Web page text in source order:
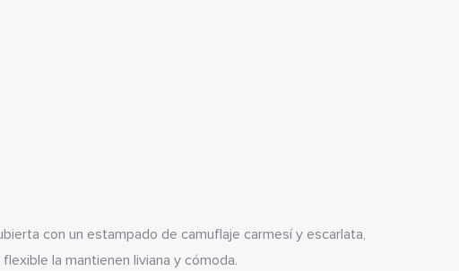
con un estampado de camuflaje carmesí y escarlata,
la mantienen liviana y cómoda.